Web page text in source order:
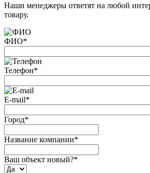
Наши менеджеры ответят на любой
товару.
ФИО*
Телефон*
E-mail*
Город*
Название компании*
Ваш объект новый?*